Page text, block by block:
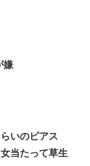
嫌
いのピアス
当たって草生